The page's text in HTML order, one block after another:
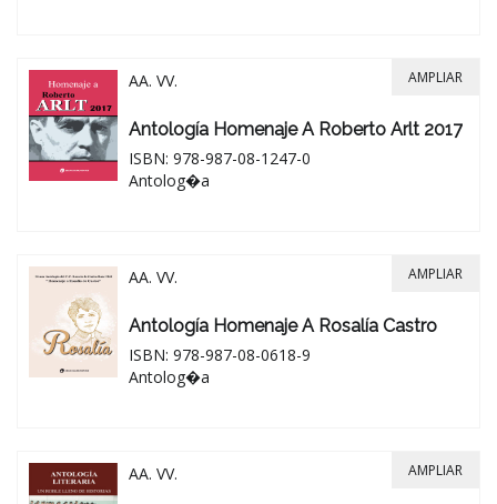
AA. VV.
Antología Homenaje A Roberto Arlt 2017
ISBN: 978-987-08-1247-0
Antolog�a
AMPLIAR
AA. VV.
Antología Homenaje A Rosalía Castro
ISBN: 978-987-08-0618-9
Antolog�a
AMPLIAR
AA. VV. AMPLIAR